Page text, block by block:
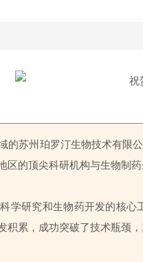
的苏州珀罗汀生物技术有限
区的顶尖科研机构与生物制
学研究和生物药开发的核
积累，成功突破了技术瓶颈